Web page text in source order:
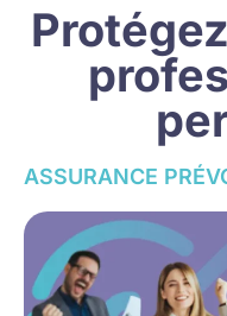
ASSURANCE